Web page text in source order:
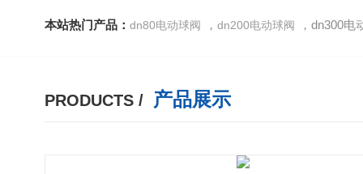
本站热门产品： dn80电动球阀 ， dn200电动球阀 ，dn300电
PRODUCTS / 产品展示